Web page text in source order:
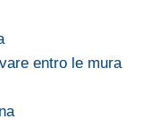
entro le mura